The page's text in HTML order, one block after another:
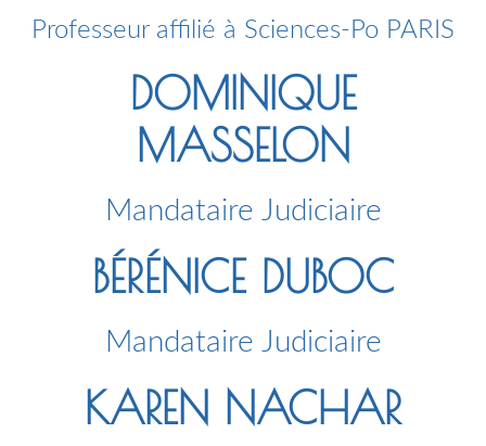
Professeur affilié à Sciences-Po PARIS
DOMINIQUE
MASSELON
Mandataire Judiciaire
BÉRÉNICE DUBOC
Mandataire Judiciaire
KAREN NACHAR